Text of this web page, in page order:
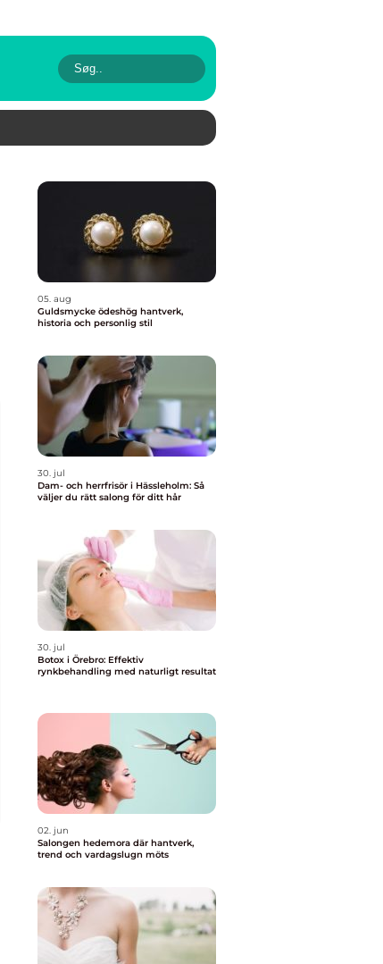
05. aug
Guldsmycke ödeshög hantverk,
historia och personlig stil
30. jul
Dam- och herrfrisör i Hässleholm: Så
väljer du rätt salong för ditt hår
30. jul
Botox i Örebro: Effektiv
rynkbehandling med naturligt resultat
02. jun
Salongen hedemora där hantverk,
trend och vardagslugn möts